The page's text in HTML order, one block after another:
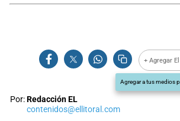
+ Agregar
Agregar a tus medios
Por:Redacción EL
contenidos@ellitoral.com